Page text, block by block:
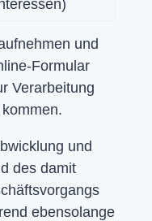
und
Formular
Verarbeitung
und
des damit
ebensolange